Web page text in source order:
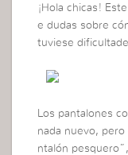
¡Hola chicas!
e dudas sobre
tuviese
Los pantalones
nada nuevo,
ntalón